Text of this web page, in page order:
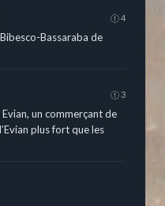
4
Bassaraba de
3
Evian, un commerçant de
plus fort que les